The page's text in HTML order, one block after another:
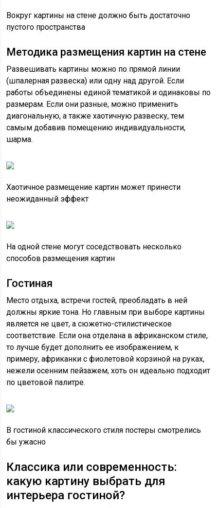
Вокруг картины на стене должно быть достаточно
пустого пространства
Методика размещения картин на стене
Развешивать картины можно по прямой линии
(шпалерная развеска) или одну над другой. Если
работы объединены единой тематикой и одинаковы по
размерам. Если они разные, можно применить
диагональную, а также хаотичную развеску, тем
самым добавив помещению индивидуальности,
шарма.
Хаотичное размещение картин может принести
неожиданный эффект
На одной стене могут соседствовать несколько
способов размещения картин
Гостиная
Место отдыха, встречи гостей, преобладать в ней
должны яркие тона. Но главным при выборе картины
является не цвет, а сюжетно-стилистическое
соответствие. Если она отделана в африканском стиле,
то лучше будет дополнить ее изображением, к
примеру, африканки с фиолетовой корзиной на руках,
нежели осенним пейзажем, хоть он идеально подходит
по цветовой палитре.
В гостиной классического стиля постеры смотрелись
бы ужасно
Классика или современность:
какую картину выбрать для
интерьера гостиной?